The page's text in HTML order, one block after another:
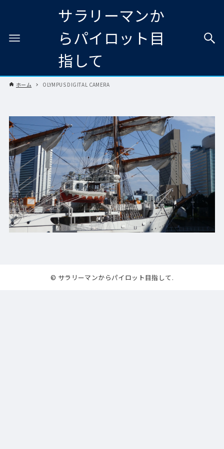
サラリーマンか
らパイロット目
指して
ホーム OLYMPUS DIGITAL CAMERA
© サラリーマンからパイロット目指して.